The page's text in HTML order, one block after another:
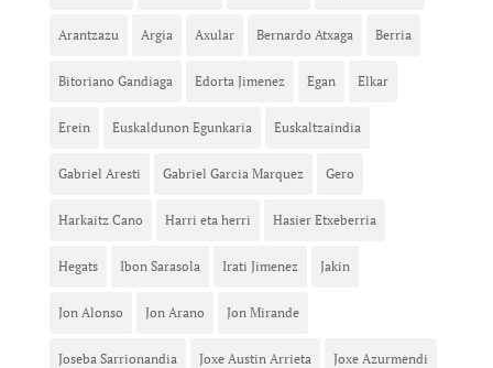
Arantzazu Argia Axular Bernardo Atxaga Berria
Bitoriano Gandiaga Edorta Jimenez Egan Elkar
Erein Euskaldunon Egunkaria Euskaltzaindia
Gabriel Aresti Gabriel Garcia Marquez Gero
Harkaitz Cano Harri eta herri Hasier Etxeberria
Hegats Ibon Sarasola Irati Jimenez Jakin
Jon Alonso Jon Arano Jon Mirande
Joseba Sarrionandia Joxe Austin Arrieta Joxe Azurmendi